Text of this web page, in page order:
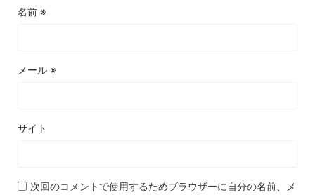
名前 ※
メール ※
サイト
次回のコメントで使用するためブラウザーに自分の名前、メ